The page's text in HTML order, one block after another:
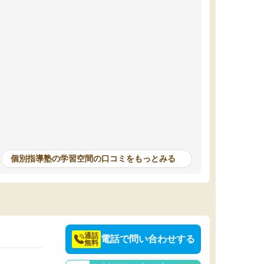
個別指導塾の学習空間の口コミをもっとみる
通話
無料 電話で問い合わせする